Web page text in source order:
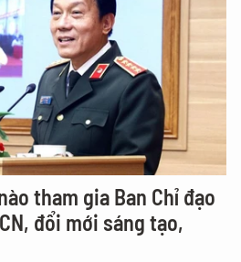
tham gia Ban Chỉ đạo
đổi mới sáng tạo,